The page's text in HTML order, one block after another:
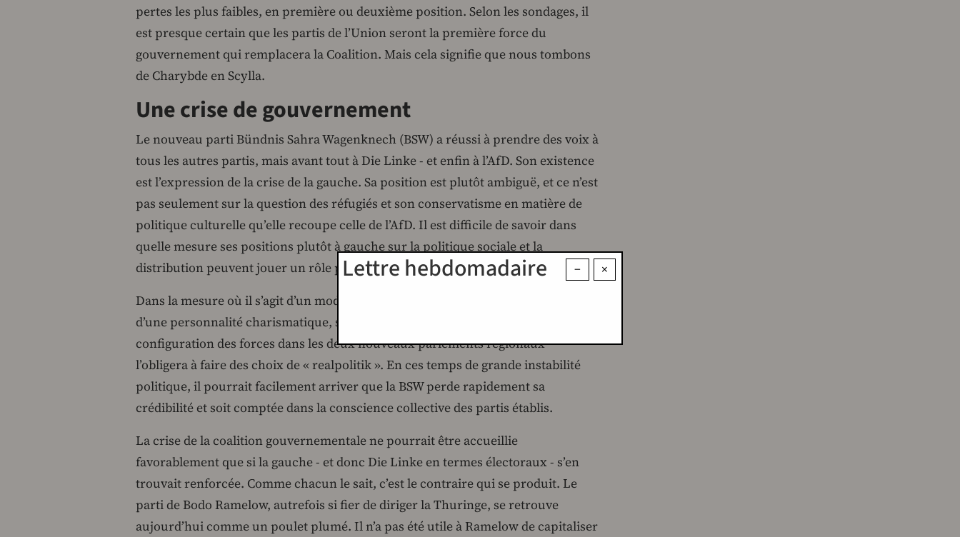
pertes les plus faibles, en première ou deuxième position. Selon les sondages, il
est presque certain que les partis de l’Union seront la première force du
gouvernement qui remplacera la Coalition. Mais cela signifie que nous tombons
de Charybde en Scylla.
Une crise de gouvernement
Le nouveau parti Bündnis Sahra Wagenknech (BSW) a réussi à prendre des voix à
tous les autres partis, mais avant tout à Die Linke - et enfin à l’AfD. Son existence
est l’expression de la crise de la gauche. Sa position est plutôt ambiguë, et ce n’est
pas seulement sur la question des réfugiés et son conservatisme en matière de
politique culturelle qu’elle recoupe celle de l’AfD. Il est difficile de savoir dans
quelle mesure ses positions plutôt à gauche sur la politique sociale et la
distribution peuvent jouer un rôle positif.
Dans la mesure où il s’agit d’un modèle de fonctionnement vertical dépendant
d’une personnalité charismatique, son avenir est incertain. De plus, la
configuration des forces dans les deux nouveaux parlements régionaux
l’obligera à faire des choix de « realpolitik ». En ces temps de grande instabilité
politique, il pourrait facilement arriver que la BSW perde rapidement sa
crédibilité et soit comptée dans la conscience collective des partis établis.
La crise de la coalition gouvernementale ne pourrait être accueillie
favorablement que si la gauche - et donc Die Linke en termes électoraux - s’en
trouvait renforcée. Comme chacun le sait, c’est le contraire qui se produit. Le
parti de Bodo Ramelow, autrefois si fier de diriger la Thuringe, se retrouve
aujourd’hui comme un poulet plumé. Il n’a pas été utile à Ramelow de capitaliser
×
−
Lettre hebdomadaire